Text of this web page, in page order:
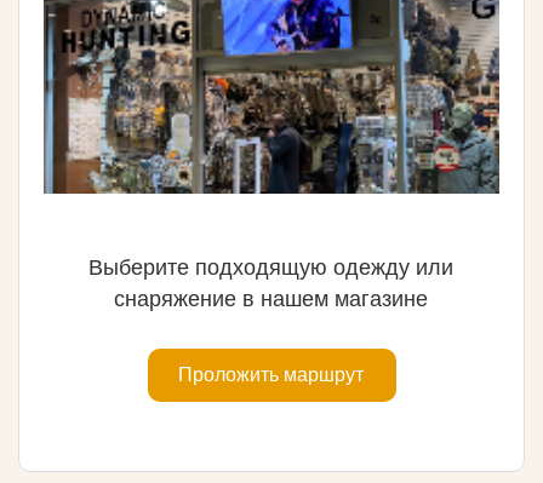
Выберите подходящую одежду или
снаряжение в нашем магазине
Проложить маршрут